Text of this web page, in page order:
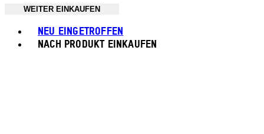
WEITER EINKAUFEN
NEU EINGETROFFEN
NACH PRODUKT EINKAUFEN